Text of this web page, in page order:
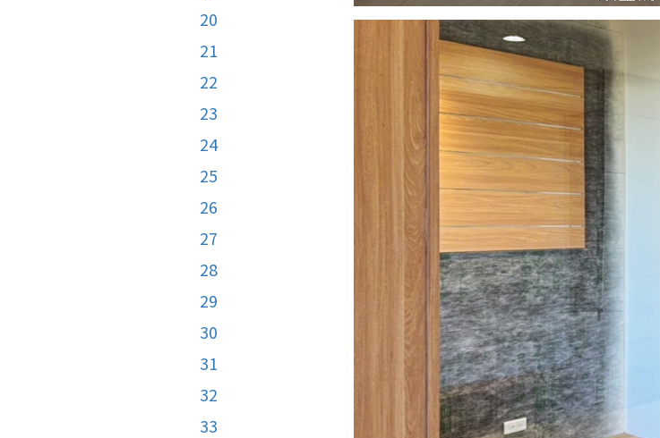
20
21
22
23
24
25
26
27
28
29
30
31
32
33